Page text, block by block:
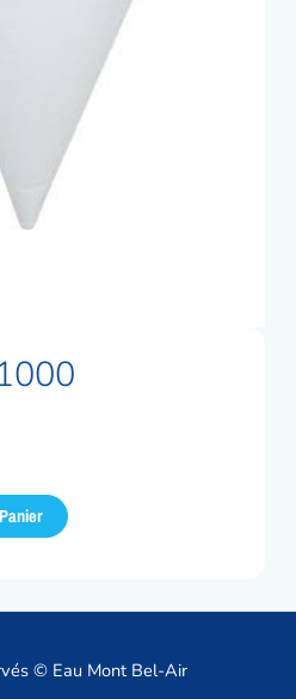
© Eau Mont Bel-Air